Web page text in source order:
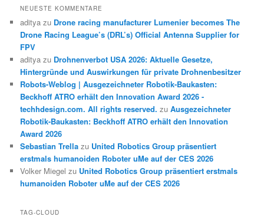
NEUESTE KOMMENTARE
aditya zu Drone racing manufacturer Lumenier becomes The
Drone Racing League’s (DRL’s) Official Antenna Supplier for
FPV
aditya zu Drohnenverbot USA 2026: Aktuelle Gesetze,
Hintergründe und Auswirkungen für private Drohnenbesitzer
Robots-Weblog | Ausgezeichneter Robotik-Baukasten:
Beckhoff ATRO erhält den Innovation Award 2026 -
techhdesign.com. All rights reserved. zuAusgezeichneter
Robotik-Baukasten: Beckhoff ATRO erhält den Innovation
Award 2026
Sebastian Trella zu United Robotics Group präsentiert
erstmals humanoiden Roboter uMe auf der CES 2026
Volker Miegel zu United Robotics Group präsentiert erstmals
humanoiden Roboter uMe auf der CES 2026
TAG-CLOUD